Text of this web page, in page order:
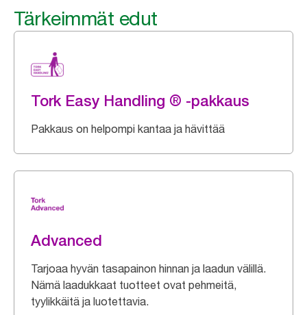
Tärkeimmät edut
Tork Easy Handling ® -pakkaus
Pakkaus on helpompi kantaa ja hävittää
Advanced
Tarjoaa hyvän tasapainon hinnan ja laadun välillä.
Nämä laadukkaat tuotteet ovat pehmeitä,
tyylikkäitä ja luotettavia.